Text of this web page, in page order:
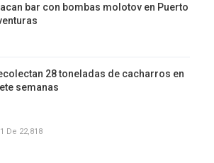
bar con bombas molotov en Puerto
28 toneladas de cacharros en
semanas
1 De 22,818